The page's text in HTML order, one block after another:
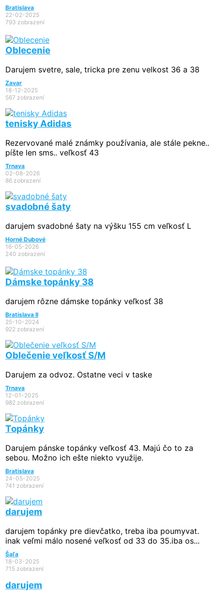
Bratislava
22-02-2025
793 zobrazení
Oblecenie
Darujem svetre, sale, tricka pre zenu velkost 36 a 38
Zavar
18-12-2025
567 zobrazení
tenisky Adidas
Rezervované malé známky používania, ale stále pekne..
píšte len sms.. veľkosť 43
Trnava
02-08-2026
86 zobrazení
svadobné šaty
darujem svadobné šaty na výšku 155 cm veľkosť L
Horné Dubové
16-05-2026
240 zobrazení
Dámske topánky 38
darujem rôzne dámske topánky veľkosť 38
Bratislava II
25-10-2024
922 zobrazení
Oblečenie veľkosť S/M
Darujem za odvoz. Ostatne veci v taske
Trnava
12-01-2025
982 zobrazení
Topánky
Darujem pánske topánky veľkosť 43. Majú čo to za
sebou. Možno ich ešte niekto využije.
Bratislava
24-05-2025
741 zobrazení
darujem
darujem topánky pre dievčatko, treba iba poumyvat.
inak veľmi málo nosené veľkosť od 33 do 35.iba os...
Šaľa
18-03-2025
715 zobrazení
darujem